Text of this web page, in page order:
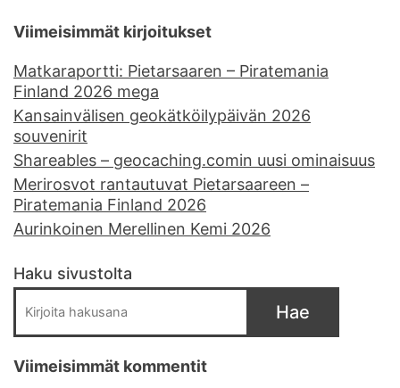
Viimeisimmät kirjoitukset
Matkaraportti: Pietarsaaren – Piratemania
Finland 2026 mega
Kansainvälisen geokätköilypäivän 2026
souvenirit
Shareables – geocaching.comin uusi ominaisuus
Merirosvot rantautuvat Pietarsaareen –
Piratemania Finland 2026
Aurinkoinen Merellinen Kemi 2026
Haku sivustolta
Hae
Viimeisimmät kommentit